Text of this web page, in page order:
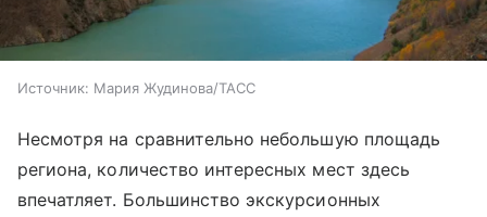
Источник: Мария Жудинова/ТАСС
Несмотря на сравнительно небольшую площадь
региона, количество интересных мест здесь
впечатляет. Большинство экскурсионных